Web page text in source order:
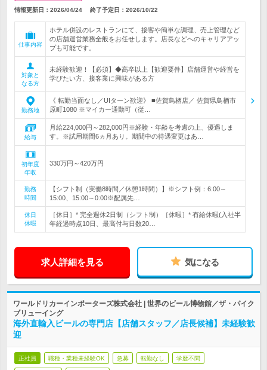
情報更新日：2026/04/24 終了予定日： 2026/10/22
仕事内容
ホテル併設のレストランにて、接客や簡単な調理、売上管理など
の店舗運営業務全般をお任せします。店長などへのキャリアアッ
プも可能です。
対象と
なる方
未経験歓迎！【必須】◆高卒以上【歓迎要件】店舗運営や経営を
学びたい方、接客業に興味がある方
勤務地
《 転勤当面なし／UIターン歓迎》 ■佐賀鳥栖店／ 佐賀県鳥栖市
原町1080 ※マイカー通勤可（従…
給与
月給224,000円～282,000円※経験・年齢を考慮の上、優遇しま
す。※試用期間6ヵ月あり。期間中の待遇変更はあ…
初年度
年収
330万円～420万円
勤務
時間
【シフト制（実働8時間／休憩1時間）】※シフト例：6:00～
15:00、15:00～0:00※配属先…
休日
休暇
［休日］* 完全週休2日制（シフト制）［休暇］* 有給休暇(入社半
年経過時点10日、最高付与日数20…
求人詳細を見る 気になる
ワールドリカーインポーターズ株式会社 | 世界のビール博物館／ザ・パイク
ブリューイング
海外直輸入ビールの専門店【店舗スタッフ／店長候補】未経験歓
迎
正社員 職種・業種未経験OK 急募 転勤なし 学歴不問